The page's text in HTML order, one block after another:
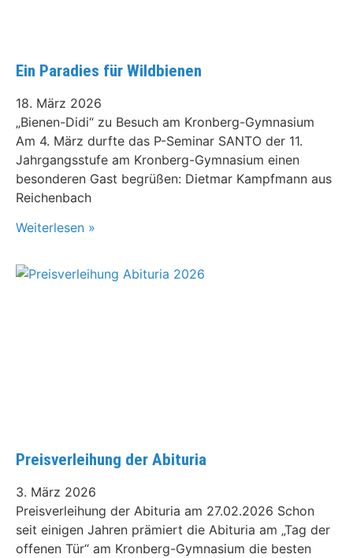
Ein Paradies für Wildbienen
18. März 2026
„Bienen-Didi“ zu Besuch am Kronberg-Gymnasium
Am 4. März durfte das P-Seminar SANTO der 11.
Jahrgangsstufe am Kronberg-Gymnasium einen
besonderen Gast begrüßen: Dietmar Kampfmann aus
Reichenbach
Weiterlesen »
Preisverleihung der Abituria
3. März 2026
Preisverleihung der Abituria am 27.02.2026 Schon
seit einigen Jahren prämiert die Abituria am „Tag der
offenen Tür“ am Kronberg-Gymnasium die besten